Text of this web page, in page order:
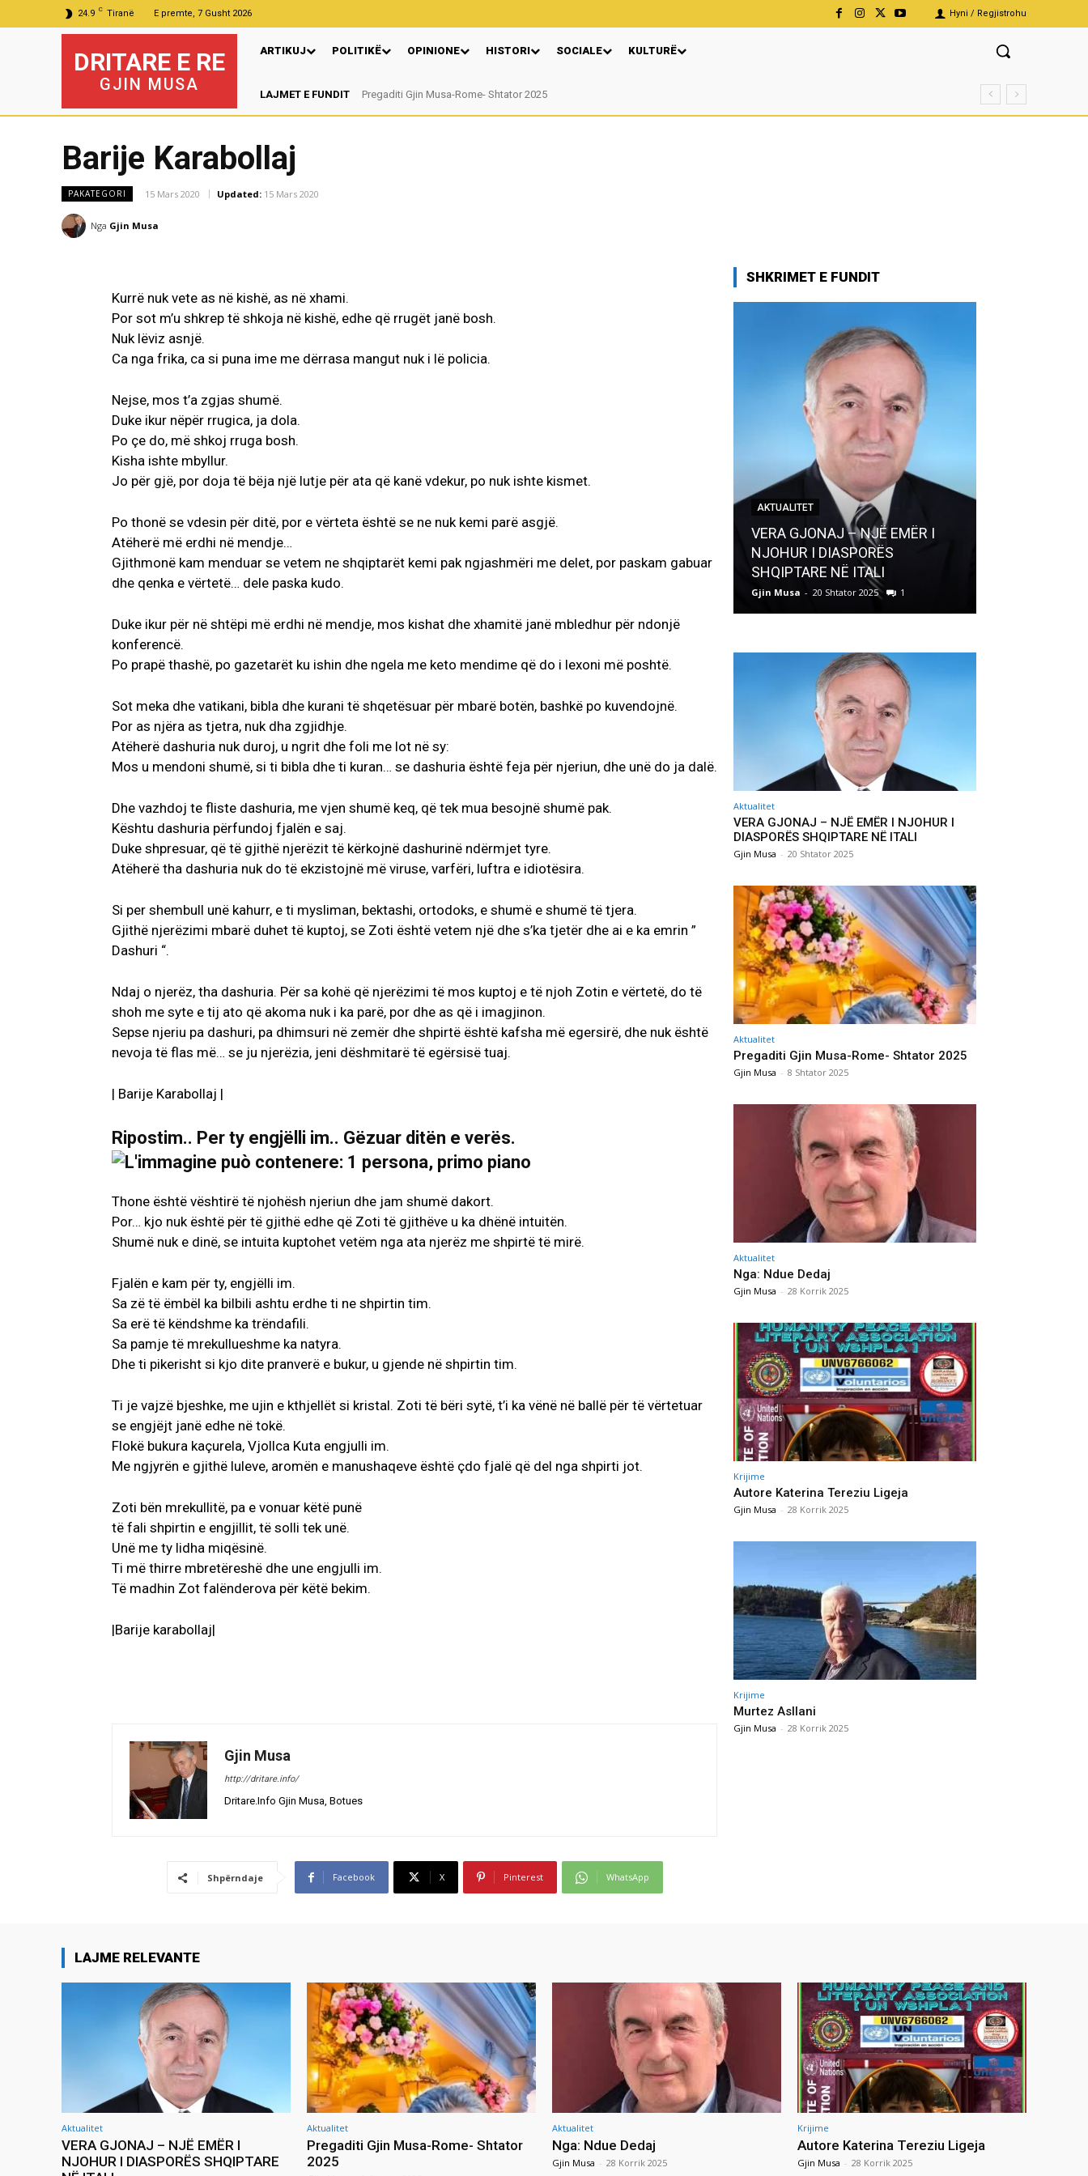
24.9 C Tiranë E premte, 7 Gusht 2026 Hyni / Regjistrohu
DRITARE E RE
GJIN MUSA
ARTIKUJ POLITIKË OPINIONE HISTORI SOCIALE KULTURË
LAJMET E FUNDIT Pregaditi Gjin Musa-Rome- Shtator 2025
Nga: Ndue Dedaj
Barije Karabollaj
PAKATEGORI 15 Mars 2020 Updated: 15 Mars 2020
Nga Gjin Musa
Kurrë nuk vete as në kishë, as në xhami.
Por sot m’u shkrep të shkoja në kishë, edhe që rrugët janë bosh.
Nuk lëviz asnjë.
Ca nga frika, ca si puna ime me dërrasa mangut nuk i lë policia.
Nejse, mos t’a zgjas shumë.
Duke ikur nëpër rrugica, ja dola.
Po çe do, më shkoj rruga bosh.
Kisha ishte mbyllur.
Jo për gjë, por doja të bëja një lutje për ata që kanë vdekur, po nuk ishte kismet.
Po thonë se vdesin për ditë, por e vërteta është se ne nuk kemi parë asgjë.
Atëherë më erdhi në mendje…
Gjithmonë kam menduar se vetem ne shqiptarët kemi pak ngjashmëri me delet, por paskam gabuar
dhe qenka e vërtetë… dele paska kudo.
Duke ikur për në shtëpi më erdhi në mendje, mos kishat dhe xhamitë janë mbledhur për ndonjë
konferencë.
Po prapë thashë, po gazetarët ku ishin dhe ngela me keto mendime që do i lexoni më poshtë.
Sot meka dhe vatikani, bibla dhe kurani të shqetësuar për mbarë botën, bashkë po kuvendojnë.
Por as njëra as tjetra, nuk dha zgjidhje.
Atëherë dashuria nuk duroj, u ngrit dhe foli me lot në sy:
Mos u mendoni shumë, si ti bibla dhe ti kuran… se dashuria është feja për njeriun, dhe unë do ja dalë.
Dhe vazhdoj te fliste dashuria, me vjen shumë keq, që tek mua besojnë shumë pak.
Kështu dashuria përfundoj fjalën e saj.
Duke shpresuar, që të gjithë njerëzit të kërkojnë dashurinë ndërmjet tyre.
Atëherë tha dashuria nuk do të ekzistojnë më viruse, varfëri, luftra e idiotësira.
Si per shembull unë kahurr, e ti mysliman, bektashi, ortodoks, e shumë e shumë të tjera.
Gjithë njerëzimi mbarë duhet të kuptoj, se Zoti është vetem një dhe s’ka tjetër dhe ai e ka emrin ”
Dashuri “.
Ndaj o njerëz, tha dashuria. Për sa kohë që njerëzimi të mos kuptoj e të njoh Zotin e vërtetë, do të
shoh me syte e tij ato që akoma nuk i ka parë, por dhe as që i imagjinon.
Sepse njeriu pa dashuri, pa dhimsuri në zemër dhe shpirtë është kafsha më egersirë, dhe nuk është
nevoja të flas më… se ju njerëzia, jeni dëshmitarë të egërsisë tuaj.
| Barije Karabollaj |
Ripostim.. Per ty engjëlli im.. Gëzuar ditën e verës.
Thone është vështirë të njohësh njeriun dhe jam shumë dakort.
Por… kjo nuk është për të gjithë edhe që Zoti të gjithëve u ka dhënë intuitën.
Shumë nuk e dinë, se intuita kuptohet vetëm nga ata njerëz me shpirtë të mirë.
Fjalën e kam për ty, engjëlli im.
Sa zë të ëmbël ka bilbili ashtu erdhe ti ne shpirtin tim.
Sa erë të këndshme ka trëndafili.
Sa pamje të mrekullueshme ka natyra.
Dhe ti pikerisht si kjo dite pranverë e bukur, u gjende në shpirtin tim.
Ti je vajzë bjeshke, me ujin e kthjellët si kristal. Zoti të bëri sytë, t’i ka vënë në ballë për të vërtetuar
se engjëjt janë edhe në tokë.
Flokë bukura kaçurela, Vjollca Kuta engjulli im.
Me ngjyrën e gjithë luleve, aromën e manushaqeve është çdo fjalë që del nga shpirti jot.
Zoti bën mrekullitë, pa e vonuar këtë punë
të fali shpirtin e engjillit, të solli tek unë.
Unë me ty lidha miqësinë.
Ti më thirre mbretëreshë dhe une engjulli im.
Të madhin Zot falënderova për këtë bekim.
|Barije karabollaj|
Gjin Musa
http://dritare.info/
Dritare.Info Gjin Musa, Botues
Shpërndaje Facebook X Pinterest WhatsApp
SHKRIMET E FUNDIT
AKTUALITET
VERA GJONAJ – NJË EMËR I
NJOHUR I DIASPORËS
SHQIPTARE NË ITALI
Gjin Musa - 20 Shtator 2025 1
Aktualitet
VERA GJONAJ – NJË EMËR I NJOHUR I
DIASPORËS SHQIPTARE NË ITALI
Gjin Musa - 20 Shtator 2025
Aktualitet
Pregaditi Gjin Musa-Rome- Shtator 2025
Gjin Musa - 8 Shtator 2025
Aktualitet
Nga: Ndue Dedaj
Gjin Musa - 28 Korrik 2025
Krijime
Autore Katerina Tereziu Ligeja
Gjin Musa - 28 Korrik 2025
Krijime
Murtez Asllani
Gjin Musa - 28 Korrik 2025
LAJME RELEVANTE
Aktualitet
VERA GJONAJ – NJË EMËR I
NJOHUR I DIASPORËS SHQIPTARE
Aktualitet
Pregaditi Gjin Musa-Rome- Shtator
2025
Aktualitet
Nga: Ndue Dedaj
Gjin Musa - 28 Korrik 2025
Krijime
Autore Katerina Tereziu Ligeja
Gjin Musa - 28 Korrik 2025